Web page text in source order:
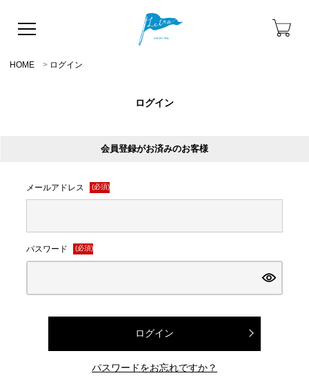
HOME ログイン
ログイン
会員登録がお済みのお客様
メールアドレス (必須)
パスワード (必須)
ログイン
パスワードをお忘れですか？